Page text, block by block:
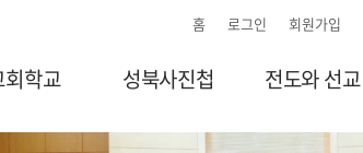
홈 로그인 회원가입
회학교 성북사진첩 전도와 선교